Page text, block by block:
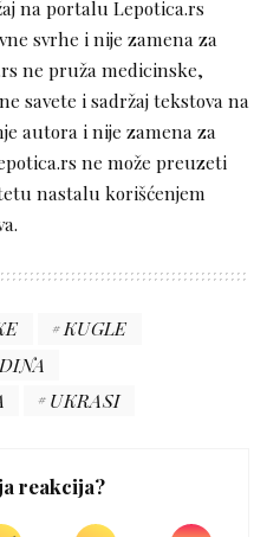
na portalu Lepotica.rs
svrhe i nije zamena za
ne pruža medicinske,
savete i sadržaj tekstova na
autora i nije zamena za
ne može preuzeti
nastalu korišćenjem
KUGLE
UKRASI
reakcija?